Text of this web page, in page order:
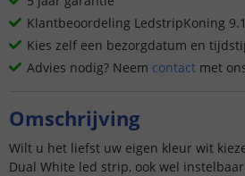
Klantbeoordeling LedstripKoning
Kies zelf een bezorgdatum en
Advies nodig? Neem contact met
Omschrijving
Wilt u het liefst uw eigen kleur wit
Dual White led strip, ook wel